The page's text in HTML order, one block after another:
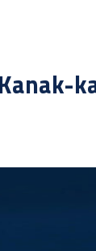
Kanak-